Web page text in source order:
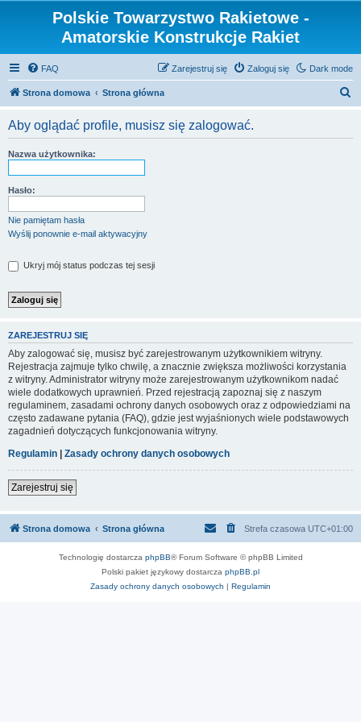
Polskie Towarzystwo Rakietowe -
Amatorskie Konstrukcje Rakiet
Dark mode
FAQ Zaloguj się
Zarejestruj się
Strona domowa Strona główna
Aby oglądać profile, musisz się zalogować.
Nazwa użytkownika:
Hasło:
Nie pamiętam hasła
Wyślij ponownie e-mail aktywacyjny
Ukryj mój status podczas tej sesji
ZAREJESTRUJ SIĘ
Aby zalogować się, musisz być zarejestrowanym użytkownikiem witryny.
Rejestracja zajmuje tylko chwilę, a znacznie zwiększa możliwości korzystania
z witryny. Administrator witryny może zarejestrowanym użytkownikom nadać
wiele dodatkowych uprawnień. Przed rejestracją zapoznaj się z naszym
regulaminem, zasadami ochrony danych osobowych oraz z odpowiedziami na
często zadawane pytania (FAQ), gdzie jest wyjaśnionych wiele podstawowych
zagadnień dotyczących funkcjonowania witryny.
Regulamin
Zasady ochrony danych osobowych
Zarejestruj się
Strona domowa Strona główna Strefa czasowa UTC+01:00
Technologię dostarcza phpBB® Forum Software © phpBB Limited
Polski pakiet językowy dostarcza phpBB.pl
Zasady ochrony danych osobowych | Regulamin